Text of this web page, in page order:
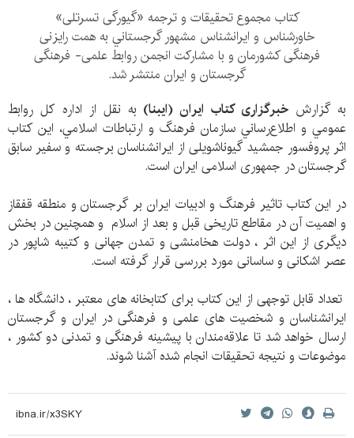
کتاب مجموع تحقیقات و ترجمه «گیورگی تسرتلی»
خاورشناس و ایرانشناس مشهور گرجستاني به همت رایزنی
فرهنگی كشورمان و با مشارکت انجمن روابط علمی- فرهنگی
گرجستان و ایران منتشر شد.
به گزارش خبرگزاری کتاب ایران (ایبنا) به نقل از اداره‌‌ كل روابط
عمومي و اطلاع‌رساني سازمان فرهنگ و ارتباطات اسلامي، این کتاب
اثر پروفسور جمشید گیوناشویلی از ایرانشناسان برجسته و سفیر سابق
گرجستان در جمهوری اسلامی ایران است.
در این کتاب تاثیر فرهنگ و ادبیات ایران بر گرجستان و منطقه قفقاز
و اهمیت آن در مقاطع تاریخی قبل و بعد از اسلام و همچنين در بخش
دیگری از این اثر ، دولت هخامنشی و تمدن جهانی و کتیبه شاپور در
عصر اشکانی و ساسانی مورد بررسی قرار گرفته است.
تعداد قابل توجهی از این کتاب برای کتابخانه های معتبر ، دانشگاه ها ،
ایرانشناسان و شخصیت های علمی و فرهنگی در ایران و گرجستان
ارسال خواهد شد تا علاقه‌مندان با پیشینه فرهنگی و تمدنی دو کشور ،
موضوعات و نتیجه تحقیقات انجام شده آشنا شوند.